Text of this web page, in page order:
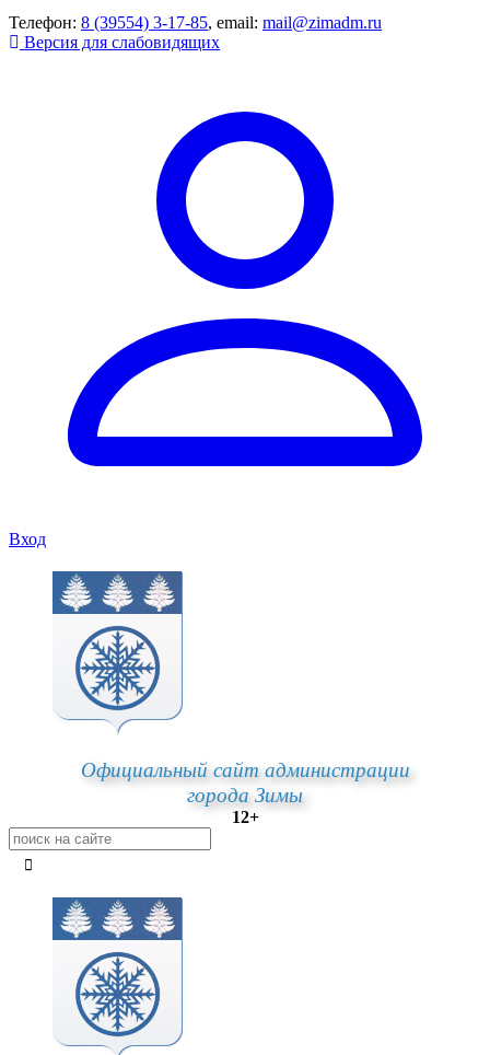
Телефон: 8 (39554) 3-17-85, email: mail@zimadm.ru
Версия для слабовидящих
Вход
Официальный сайт администрации
города Зимы
12+